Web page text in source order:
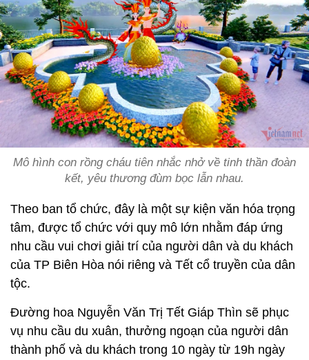
Mô hình con rồng cháu tiên nhắc nhở về tinh thần đoàn
kết, yêu thương đùm bọc lẫn nhau.
Theo ban tổ chức, đây là một sự kiện văn hóa trọng
tâm, được tổ chức với quy mô lớn nhằm đáp ứng
nhu cầu vui chơi giải trí của người dân và du khách
của TP Biên Hòa nói riêng và Tết cổ truyền của dân
tộc.
Đường hoa Nguyễn Văn Trị Tết Giáp Thìn sẽ phục
vụ nhu cầu du xuân, thưởng ngoạn của người dân
thành phố và du khách trong 10 ngày từ 19h ngày